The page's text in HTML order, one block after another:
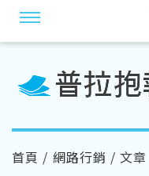
首頁 / 網路行銷 / 文章